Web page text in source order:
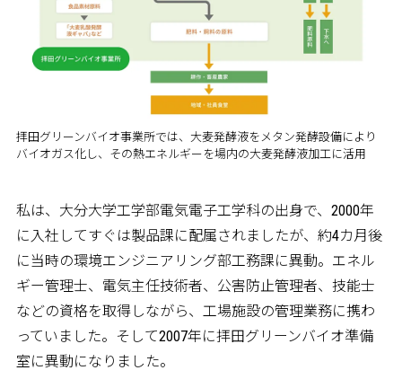
拝田グリーンバイオ事業所では、大麦発酵液をメタン発酵設備により
バイオガス化し、その熱エネルギーを場内の大麦発酵液加工に活用
私は、大分大学工学部電気電子工学科の出身で、2000年
に入社してすぐは製品課に配属されましたが、約4カ月後
に当時の環境エンジニアリング部工務課に異動。エネル
ギー管理士、電気主任技術者、公害防止管理者、技能士
などの資格を取得しながら、工場施設の管理業務に携わ
っていました。そして2007年に拝田グリーンバイオ準備
室に異動になりました。